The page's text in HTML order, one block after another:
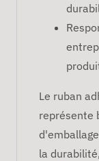
Le ruban
représente
la